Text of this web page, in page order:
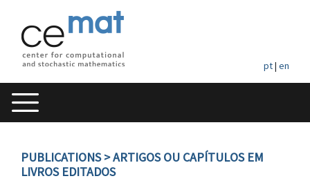
pt| en
PUBLICATIONS> ARTIGOS OU CAPÍTULOS EM
LIVROS EDITADOS